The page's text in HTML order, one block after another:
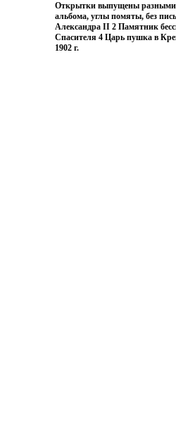
Открытки выпущены разными
альбома, углы помяты, без
Александра II 2 Памятник
Спасителя 4 Царь пушка в
1902 г.